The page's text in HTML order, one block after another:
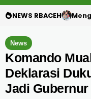
NEWS RBACEH
News
Komando
Deklarasi
Jadi Gubernur